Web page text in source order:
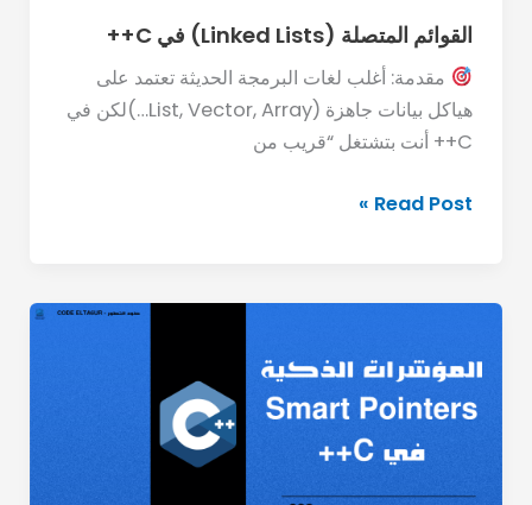
القوائم المتصلة (Linked Lists) في C++
مقدمة: أغلب لغات البرمجة الحديثة تعتمد على
هياكل بيانات جاهزة (List, Vector, Array…)لكن في
C++ أنت بتشتغل “قريب من
Read Post »
Smart
Pointers